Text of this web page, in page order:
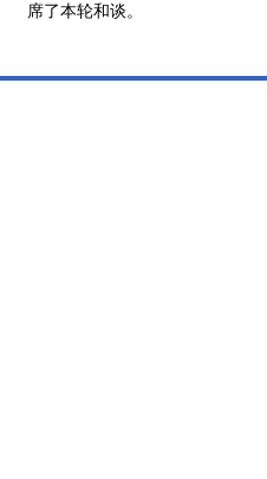
席了本轮和谈。